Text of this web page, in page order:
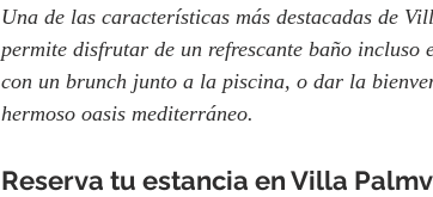
Una de las características más destacadas de
permite disfrutar de un refrescante baño
con un brunch junto a la piscina, o dar la
hermoso oasis mediterráneo.
Reserva tu estancia en Villa